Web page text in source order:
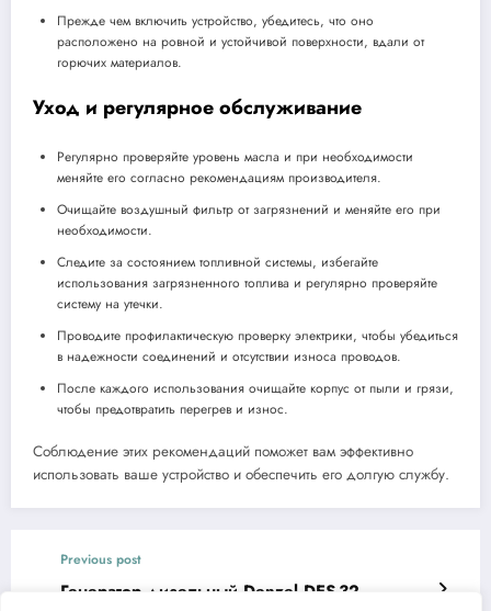
Прежде чем включить устройство, убедитесь, что оно
расположено на ровной и устойчивой поверхности, вдали от
горючих материалов.
Уход и регулярное обслуживание
Регулярно проверяйте уровень масла и при необходимости
меняйте его согласно рекомендациям производителя.
Очищайте воздушный фильтр от загрязнений и меняйте его при
необходимости.
Следите за состоянием топливной системы, избегайте
использования загрязненного топлива и регулярно проверяйте
систему на утечки.
Проводите профилактическую проверку электрики, чтобы убедиться
в надежности соединений и отсутствии износа проводов.
После каждого использования очищайте корпус от пыли и грязи,
чтобы предотвратить перегрев и износ.
Соблюдение этих рекомендаций поможет вам эффективно
использовать ваше устройство и обеспечить его долгую службу.
Previous post
Генератор дизельный Denzel DES-32